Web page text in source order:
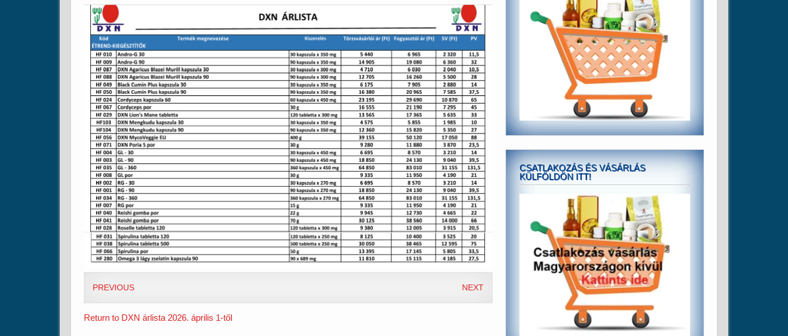
PREVIOUS NEXT
Return to DXN árlista 2026. április 1-től
CSATLAKOZÁS ÉS VÁSÁRLÁS
KÜLFÖLDÖN ITT!